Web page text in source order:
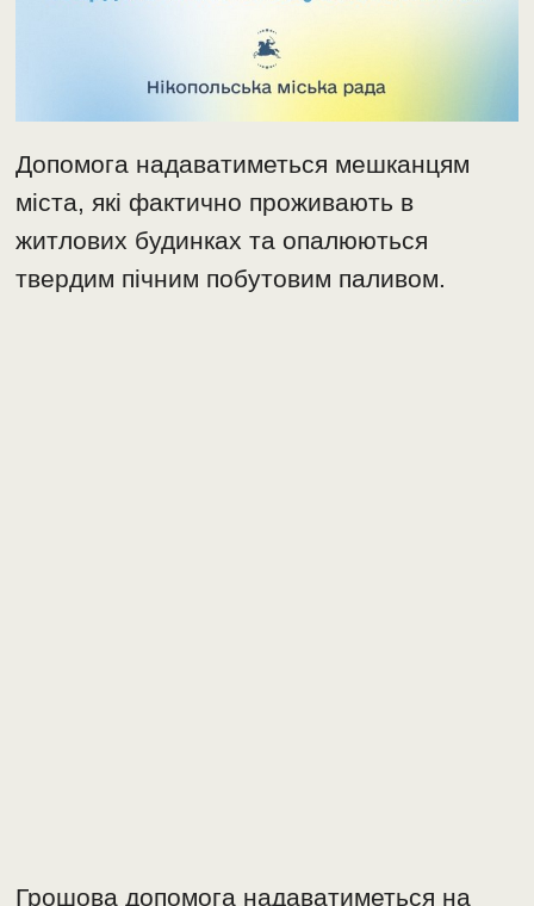
Допомога надаватиметься мешканцям
міста, які фактично проживають в
житлових будинках та опалюються
твердим пічним побутовим паливом.
Грошова допомога надаватиметься на